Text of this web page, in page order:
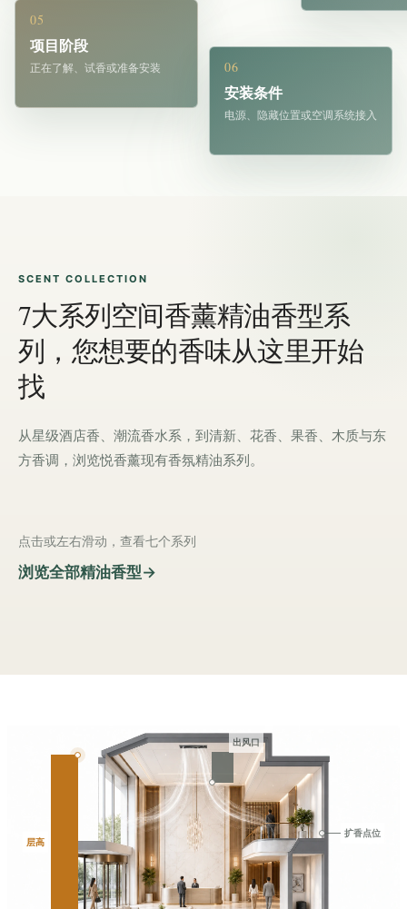
05
项目阶段
正在了解、试香或准备安装 06
安装条件
电源、隐藏位置或空调系统接入
SCENT COLLECTION
7大系列空间香薰精油香型系
列，您想要的香味从这里开始
找
从星级酒店香、潮流香水系，到清新、花香、果香、木质与东
方香调，浏览悦香薰现有香氛精油系列。
点击或左右滑动，查看七个系列
浏览全部精油香型→
层高
出风口
扩香点位